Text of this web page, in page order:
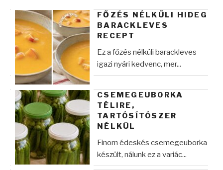
FŐZÉS NÉLKÜLI HIDEG
BARACKLEVES
RECEPT
Ez a főzés nélküli barackleves
igazi nyári kedvenc, mer...
CSEMEGEUBORKA
TÉLIRE,
TARTÓSÍTÓSZER
NÉLKÜL
Finom édeskés csemegeuborka
készült, nálunk ez a variác...